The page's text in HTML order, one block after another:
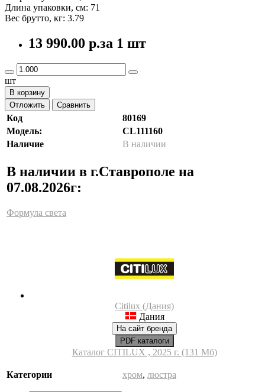
Длина упаковки, см: 71
Вес брутто, кг: 3.79
13 990.00 р.за 1 шт
шт
В корзину
Отложить
Сравнить
Код
80169
Модель:
CL111160
Наличие
В наличии
В наличии в г.Ставрополе на
07.08.2026г:
Формула света
Citilux (Дания)
Дания
На сайт бренда
PDF каталоги
Каталог CITILUX , 2025 г. (131 Мб)
Категории хром, люстра